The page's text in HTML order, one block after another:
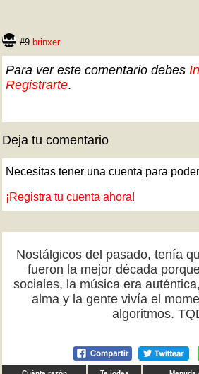
#9 brinxer
Para ver este comentario debes
Registrarte.
Deja tu comentario
Necesitas tener una cuenta para
¡Registra tu cuenta ahora!
Nostálgicos del pasado, tenía
fueron la mejor década
sociales, la música era
alma y la gente vivía el
algoritmos.